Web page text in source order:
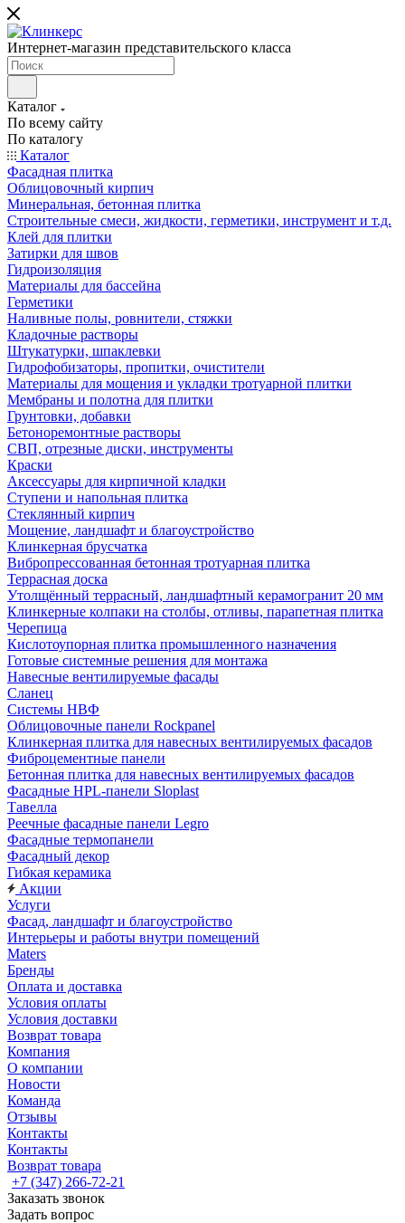
Интернет-магазин представительского класса
Каталог
По всему сайту
По каталогу
Каталог
Фасадная плитка
Облицовочный кирпич
Минеральная, бетонная плитка
Строительные смеси, жидкости, герметики, инструмент и т.д.
Клей для плитки
Затирки для швов
Гидроизоляция
Материалы для бассейна
Герметики
Наливные полы, ровнители, стяжки
Кладочные растворы
Штукатурки, шпаклевки
Гидрофобизаторы, пропитки, очистители
Материалы для мощения и укладки тротуарной плитки
Мембраны и полотна для плитки
Грунтовки, добавки
Бетоноремонтные растворы
СВП, отрезные диски, инструменты
Краски
Аксессуары для кирпичной кладки
Ступени и напольная плитка
Cтеклянный кирпич
Мощение, ландшафт и благоустройство
Клинкерная брусчатка
Вибропрессованная бетонная тротуарная плитка
Террасная доска
Утолщённый террасный, ландшафтный керамогранит 20 мм
Клинкерные колпаки на столбы, отливы, парапетная плитка
Черепица
Кислотоупорная плитка промышленного назначения
Готовые системные решения для монтажа
Навесные вентилируемые фасады
Сланец
Системы НВФ
Облицовочные панели Rockpanel
Клинкерная плитка для навесных вентилируемых фасадов
Фиброцементные панели
Бетонная плитка для навесных вентилируемых фасадов
Фасадные HPL-панели Sloplast
Тавелла
Реечные фасадные панели Legro
Фасадные термопанели
Фасадный декор
Гибкая керамика
Акции
Услуги
Фасад, ландшафт и благоустройство
Интерьеры и работы внутри помещений
Maters
Бренды
Оплата и доставка
Условия оплаты
Условия доставки
Возврат товара
Компания
О компании
Новости
Команда
Отзывы
Контакты
Контакты
Возврат товара
+7 (347) 266-72-21
Заказать звонок
Задать вопрос